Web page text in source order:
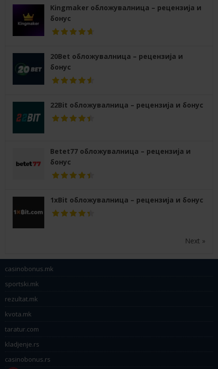
Kingmaker обложувалница – рецензија и
бонус
20Bet обложувалница – рецензија и
бонус
22Bit обложувалница – рецензија и бонус
Betet77 обложувалница – рецензија и
бонус
1xBit обложувалница – рецензија и бонус
Next »
casinobonus.mk
sportski.mk
rezultat.mk
kvota.mk
taratur.com
kladjenje.rs
casinobonus.rs